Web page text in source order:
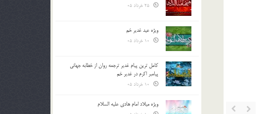
ویژه عید غدیر خم
کامل ترین پیام غدیر ترجمه روان از خطابه جهانی
پیامبر اکرم در غدیر خم
ویژه میلاد امام هادی علیه السلام